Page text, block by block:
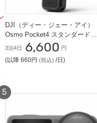
DJI（ディー・ジェー・アイ）
Osmo Pocket4 スタンダードコ
ンボ VLOG カメラ
3泊4日 6,600 円
(以降 660円 (税込) /日)